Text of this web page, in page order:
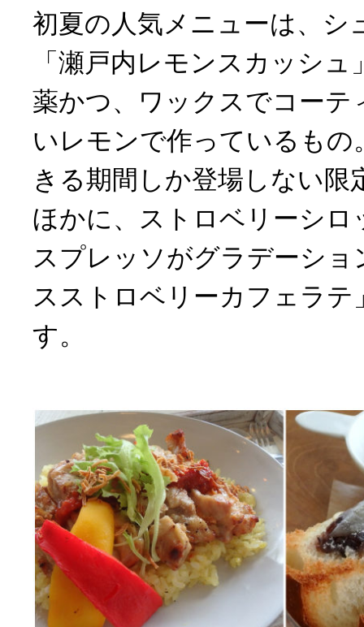
初夏の人気メニューは、シ
「瀬戸内レモンスカッシ
薬かつ、ワックスでコーテ
いレモンで作っているもの
きる期間しか登場しない限
ほかに、ストロベリーシロ
スプレッソがグラデーシ
スストロベリーカフェラテ
す。